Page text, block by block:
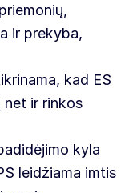
ir prekyba,
kad ES
ir rinkos
kyla
leidžiama imtis